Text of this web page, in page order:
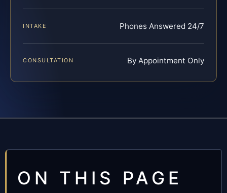
INTAKE Phones Answered 24/7
CONSULTATION By Appointment Only
ON THIS PAGE